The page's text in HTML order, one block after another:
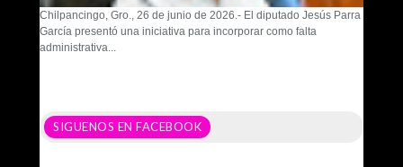
Chilpancingo, Gro., 26 de junio de 2026.- El diputado Jesús Parra
García presentó una iniciativa para incorporar como falta
administrativa...
SIGUENOS EN FACEBOOK